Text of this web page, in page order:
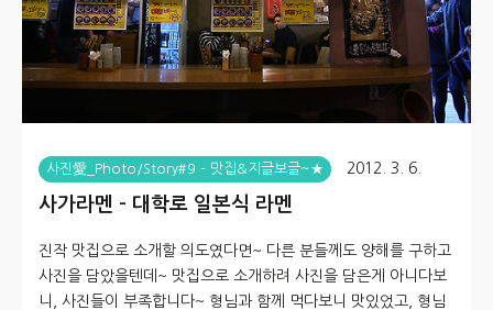
사진愛_Photo/Story#9 - 맛집&지글보글~★ 2012. 3. 6.
사가라멘 - 대학로 일본식 라멘
진작 맛집으로 소개할 의도였다면~ 다른 분들께도 양해를 구하고
사진을 담았을텐데~ 맛집으로 소개하려 사진을 담은게 아니다보
니, 사진들이 부족합니다~ 형님과 함께 먹다보니 맛있었고, 형님